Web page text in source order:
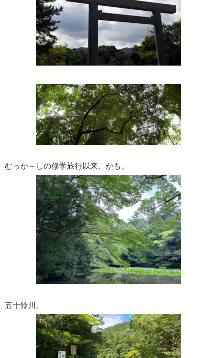
むっか～しの修学旅行以来、かも。
五十鈴川。